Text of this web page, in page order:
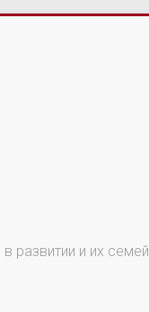
развитии и их семей